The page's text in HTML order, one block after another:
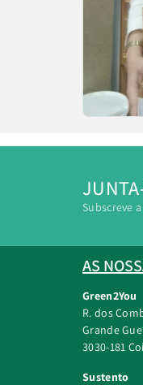
Subscreve
AS
Green2You
R. dos
Grande
3030-181
Sustento